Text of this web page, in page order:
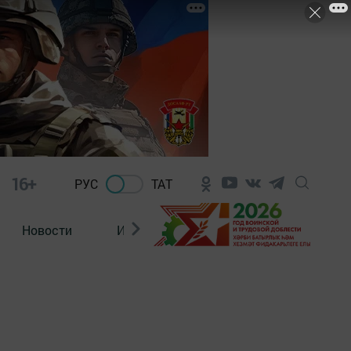
16+ РУС ТАТ
Новости Из зала суда